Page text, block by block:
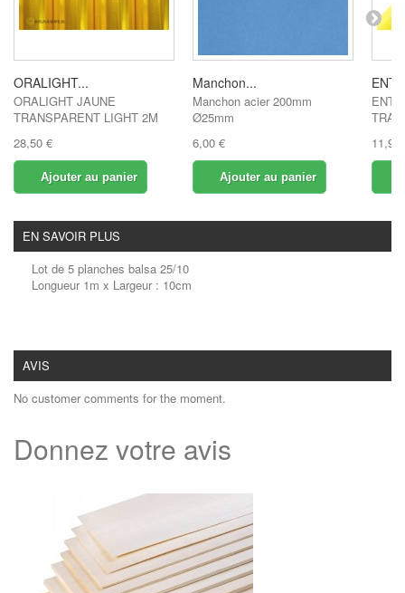
ORALIGHT...
ORALIGHT JAUNE
TRANSPARENT LIGHT 2M
28,50 €
Ajouter au panier
Manchon...
Manchon acier 200mm
Ø25mm
6,00 €
Ajouter au panier
11,90
EN SAVOIR PLUS
Lot de 5 planches balsa 25/10
Longueur 1m x Largeur : 10cm
AVIS
No customer comments for the moment.
Donnez votre avis